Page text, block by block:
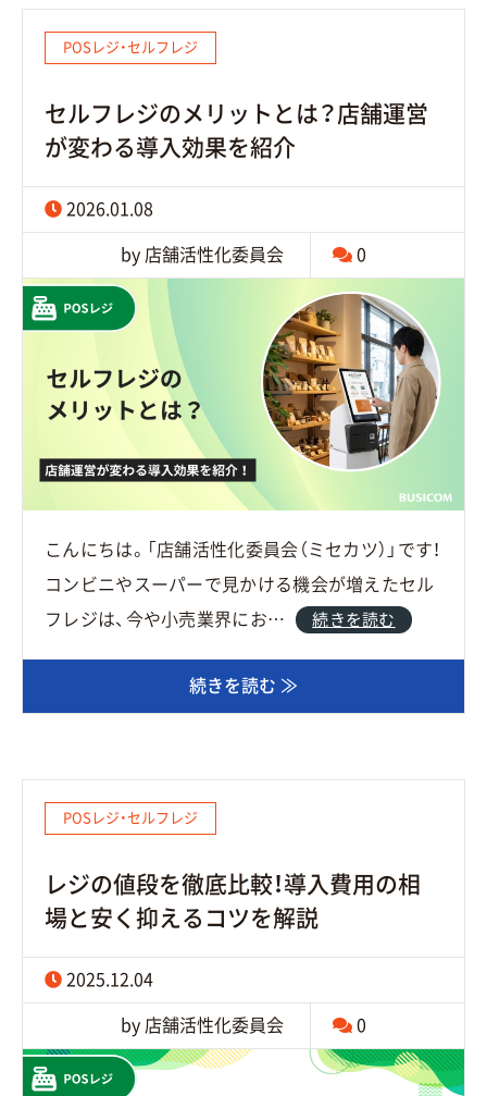
POSレジ・セルフレジ
セルフレジのメリットとは？店舗運営
が変わる導入効果を紹介
2026.01.08
by 店舗活性化委員会 0
こんにちは。「店舗活性化委員会（ミセカツ）」です！
コンビニやスーパーで見かける機会が増えたセル
フレジは、今や小売業界にお…
続きを読む
続きを読む ≫
POSレジ・セルフレジ
レジの値段を徹底比較！導入費用の相
場と安く抑えるコツを解説
2025.12.04
by 店舗活性化委員会 0